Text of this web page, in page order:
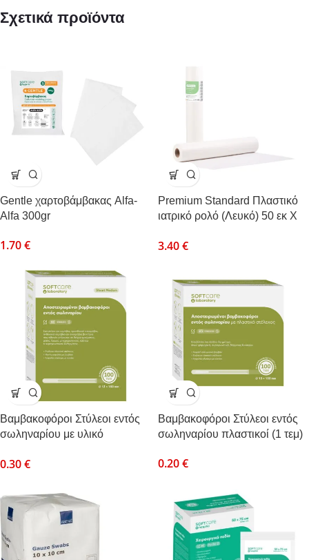
Σχετικά προϊόντα
Gentle χαρτοβάμβακας Alfa-
Alfa 300gr
1.70€
Premium Standard Πλαστικό
ιατρικό ρολό (Λευκό) 50 εκ Χ
3.40€
Βαμβακοφόροι Στύλεοι εντός
σωληναρίου με υλικό
0.30€
Βαμβακοφόροι Στύλεοι εντός
σωληναρίου πλαστικοί (1 τεμ)
0.20€